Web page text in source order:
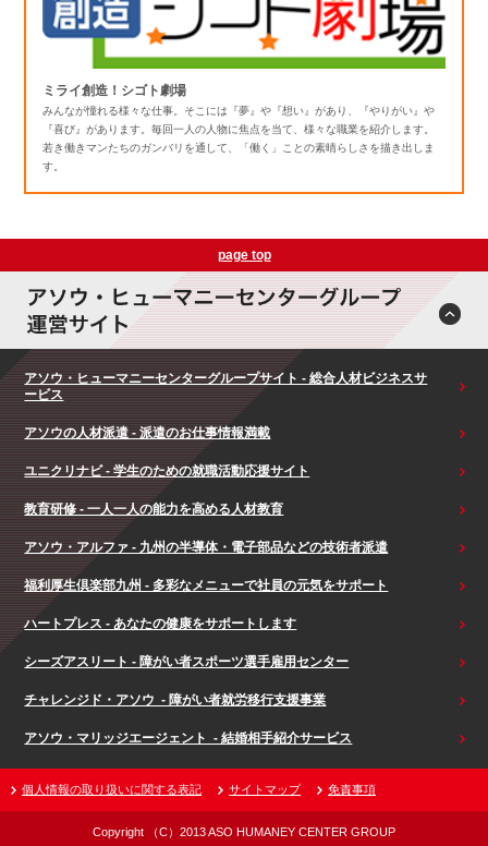
ミライ創造！シゴト劇場
みんなが憧れる様々な仕事。そこには『夢』や『想い』があり、『やりがい』や
『喜び』があります。毎回一人の人物に焦点を当て、様々な職業を紹介します。
若き働きマンたちのガンバリを通して、「働く」ことの素晴らしさを描き出しま
す。
page top
アソウ・ヒューマニーセンターグループサイト - 総合人材ビジネスサ
ービス
アソウの人材派遣 - 派遣のお仕事情報満載
ユニクリナビ - 学生のための就職活動応援サイト
教育研修 - 一人一人の能力を高める人材教育
アソウ・アルファ - 九州の半導体・電子部品などの技術者派遣
福利厚生倶楽部九州 - 多彩なメニューで社員の元気をサポート
ハートプレス - あなたの健康をサポートします
シーズアスリート - 障がい者スポーツ選手雇用センター
チャレンジド・アソウ - 障がい者就労移行支援事業
アソウ・マリッジエージェント - 結婚相手紹介サービス
個人情報の取り扱いに関する表記 サイトマップ 免責事項
Copyright （C）2013 ASO HUMANEY CENTER GROUP